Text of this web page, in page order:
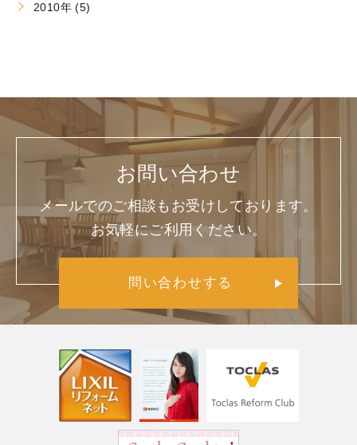
2010年 (5)
お問い合わせ
メールでのご相談もお受けしております。
お気軽にご利用ください。
問い合わせする